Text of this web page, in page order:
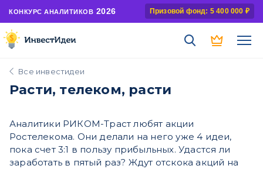
КОНКУРС АНАЛИТИКОВ 2026 Призовой фонд: 5 400 000 ₽
Все инвестидеи
Расти, телеком, расти
Аналитики РИКОМ-Траст любят акции
Ростелекома. Они делали на него уже 4 идеи,
пока счет 3:1 в пользу прибыльных. Удастся ли
заработать в пятый раз? Ждут отскока акций на